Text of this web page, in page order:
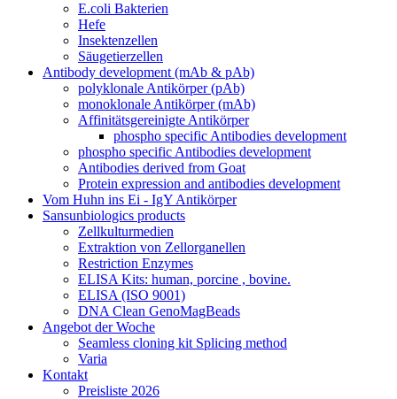
E.coli Bakterien
Hefe
Insektenzellen
Säugetierzellen
Antibody development (mAb & pAb)
polyklonale Antikörper (pAb)
monoklonale Antikörper (mAb)
Affinitätsgereinigte Antikörper
phospho specific Antibodies development
phospho specific Antibodies development
Antibodies derived from Goat
Protein expression and antibodies development
Vom Huhn ins Ei - IgY Antikörper
Sansunbiologics products
Zellkulturmedien
Extraktion von Zellorganellen
Restriction Enzymes
ELISA Kits: human, porcine , bovine.
ELISA (ISO 9001)
DNA Clean GenoMagBeads
Angebot der Woche
Seamless cloning kit Splicing method
Varia
Kontakt
Preisliste 2026